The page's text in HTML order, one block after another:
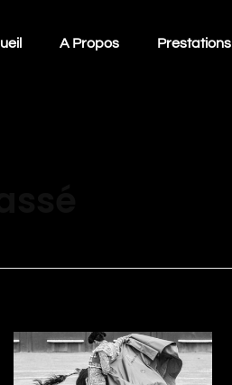
A Propos Prestations